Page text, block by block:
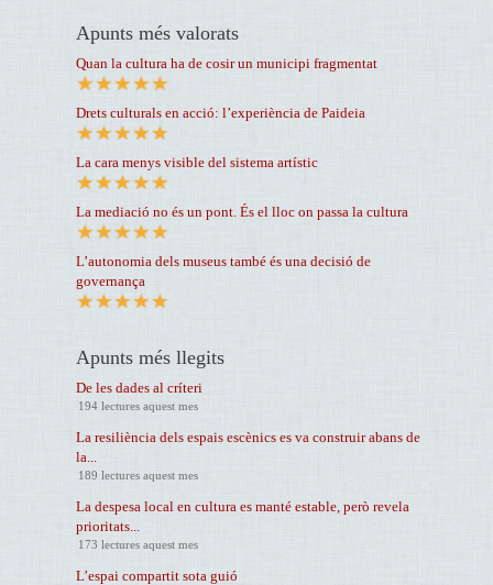
Apunts més valorats
Quan la cultura ha de cosir un municipi fragmentat
Drets culturals en acció: l’experiència de Paideia
La cara menys visible del sistema artístic
La mediació no és un pont. És el lloc on passa la cultura
L’autonomia dels museus també és una decisió de
governança
Apunts més llegits
De les dades al críteri
194 lectures aquest mes
La resiliència dels espais escènics es va construir abans de
la...
189 lectures aquest mes
La despesa local en cultura es manté estable, però revela
prioritats...
173 lectures aquest mes
L’espai compartit sota guió